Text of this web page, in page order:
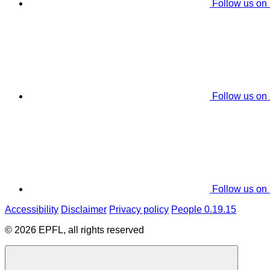
Follow us on
Follow us on
Follow us on
Accessibility Disclaimer Privacy policy People 0.19.15
© 2026 EPFL, all rights reserved